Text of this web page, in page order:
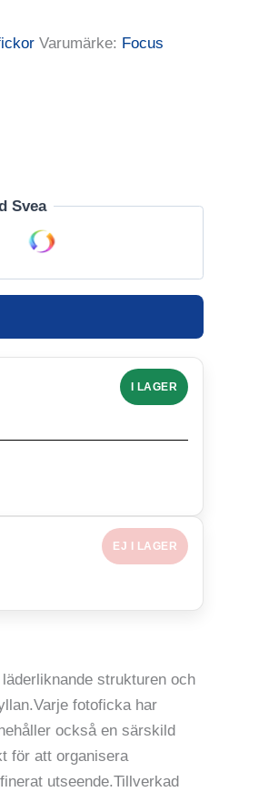
Varumärke: Focus
Svea
I LAGER
EJ I LAGER
strukturen och
fotoficka har
också en särskild
för att organisera
utseende.Tillverkad